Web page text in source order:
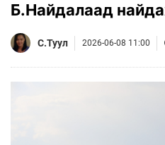
Б.Найдалаад
С.Туул 2026-06-08 11:00